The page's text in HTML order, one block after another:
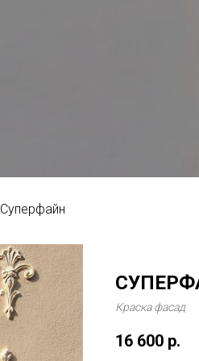
Суперфайн
Краска фасад
16 600 р.